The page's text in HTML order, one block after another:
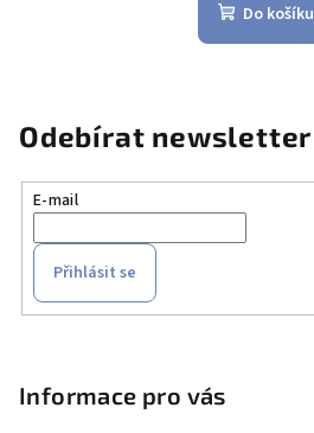
Do košíku
Odebírat newsletter
E-mail
Přihlásit se
Informace pro vás